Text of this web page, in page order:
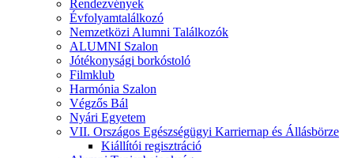
Rendezvények
Évfolyamtalálkozó
Nemzetközi Alumni Találkozók
ALUMNI Szalon
Jótékonysági borkóstoló
Filmklub
Harmónia Szalon
Végzős Bál
Nyári Egyetem
VII. Országos Egészségügyi Karriernap és Állásbörze
Kiállítói regisztráció